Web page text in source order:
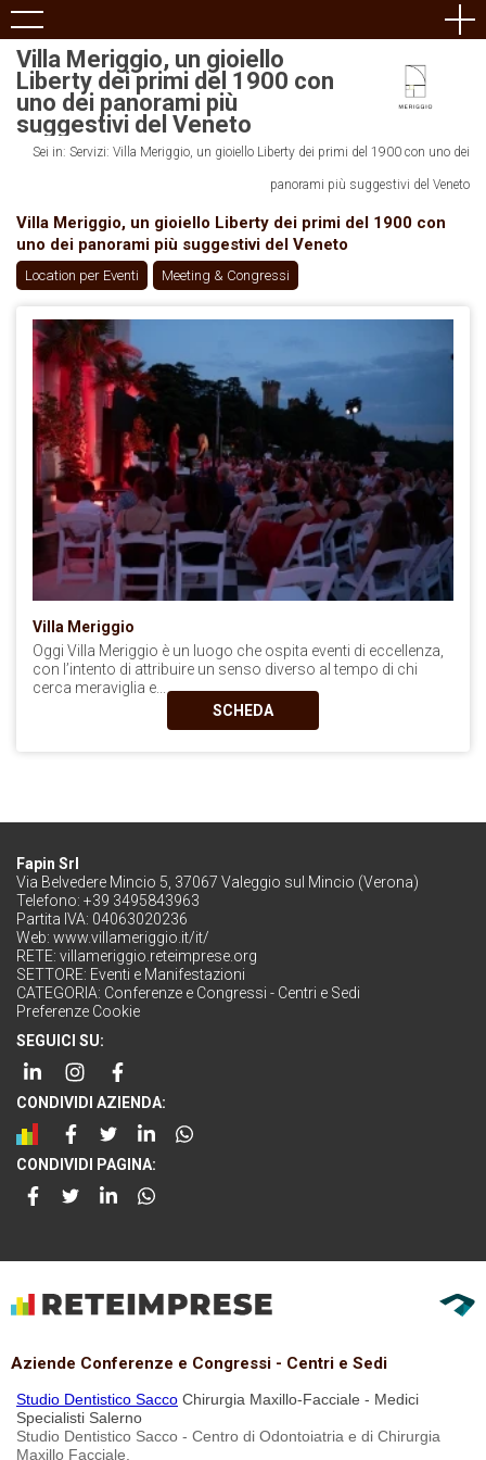
Villa Meriggio, un gioiello
Liberty dei primi del 1900 con
uno dei panorami più
suggestivi del Veneto
Sei in: Servizi: Villa Meriggio, un gioiello Liberty dei primi del 1900 con uno dei
panorami più suggestivi del Veneto
Villa Meriggio, un gioiello Liberty dei primi del 1900 con
uno dei panorami più suggestivi del Veneto
Location per Eventi Meeting & Congressi
Villa Meriggio
Oggi Villa Meriggio è un luogo che ospita eventi di eccellenza,
con l’intento di attribuire un senso diverso al tempo di chi
cerca meraviglia e...
SCHEDA
Fapin Srl
Via Belvedere Mincio 5, 37067 Valeggio sul Mincio (Verona)
Telefono: +39 3495843963
Partita IVA: 04063020236
Web: www.villameriggio.it/it/
RETE: villameriggio.reteimprese.org
SETTORE: Eventi e Manifestazioni
CATEGORIA: Conferenze e Congressi - Centri e Sedi
Preferenze Cookie
SEGUICI SU:
CONDIVIDI AZIENDA:
CONDIVIDI PAGINA:
Aziende Conferenze e Congressi - Centri e Sedi
Studio Dentistico Sacco Chirurgia Maxillo-Facciale - Medici
Specialisti Salerno
Studio Dentistico Sacco - Centro di Odontoiatria e di Chirurgia
Maxillo Facciale.